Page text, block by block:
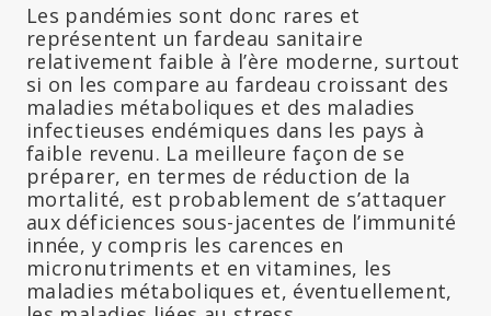
Les pandémies sont donc rares et
représentent un fardeau sanitaire
relativement faible à l’ère moderne, surtout
si on les compare au fardeau croissant des
maladies métaboliques et des maladies
infectieuses endémiques dans les pays à
faible revenu. La meilleure façon de se
préparer, en termes de réduction de la
mortalité, est probablement de s’attaquer
aux déficiences sous-jacentes de l’immunité
innée, y compris les carences en
micronutriments et en vitamines, les
maladies métaboliques et, éventuellement,